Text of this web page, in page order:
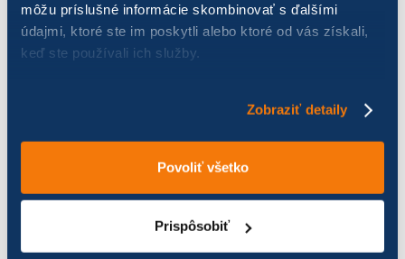
môžu príslušné informácie skombinovať s ďalšími
údajmi, ktoré ste im poskytli alebo ktoré od vás získali,
keď ste používali ich služby.
Zobraziť detaily
Povoliť všetko
Prispôsobiť
Zobraziť výsledkov
Najazdených km
Silitil 51 35,13 8,78